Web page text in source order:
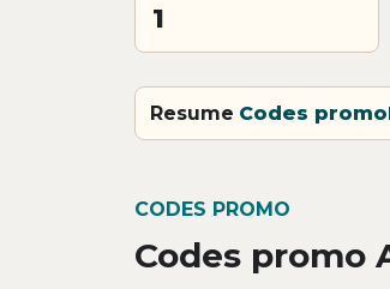
1
Resume Codes promo
CODES PROMO
Codes promo